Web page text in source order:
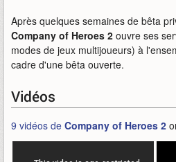
Après quelques semaines de bêta
Company of Heroes 2 ouvre ses
modes de jeux multijoueurs) à
cadre d'une bêta ouverte.
Vidéos
9 vidéos de Company of Heroes 2